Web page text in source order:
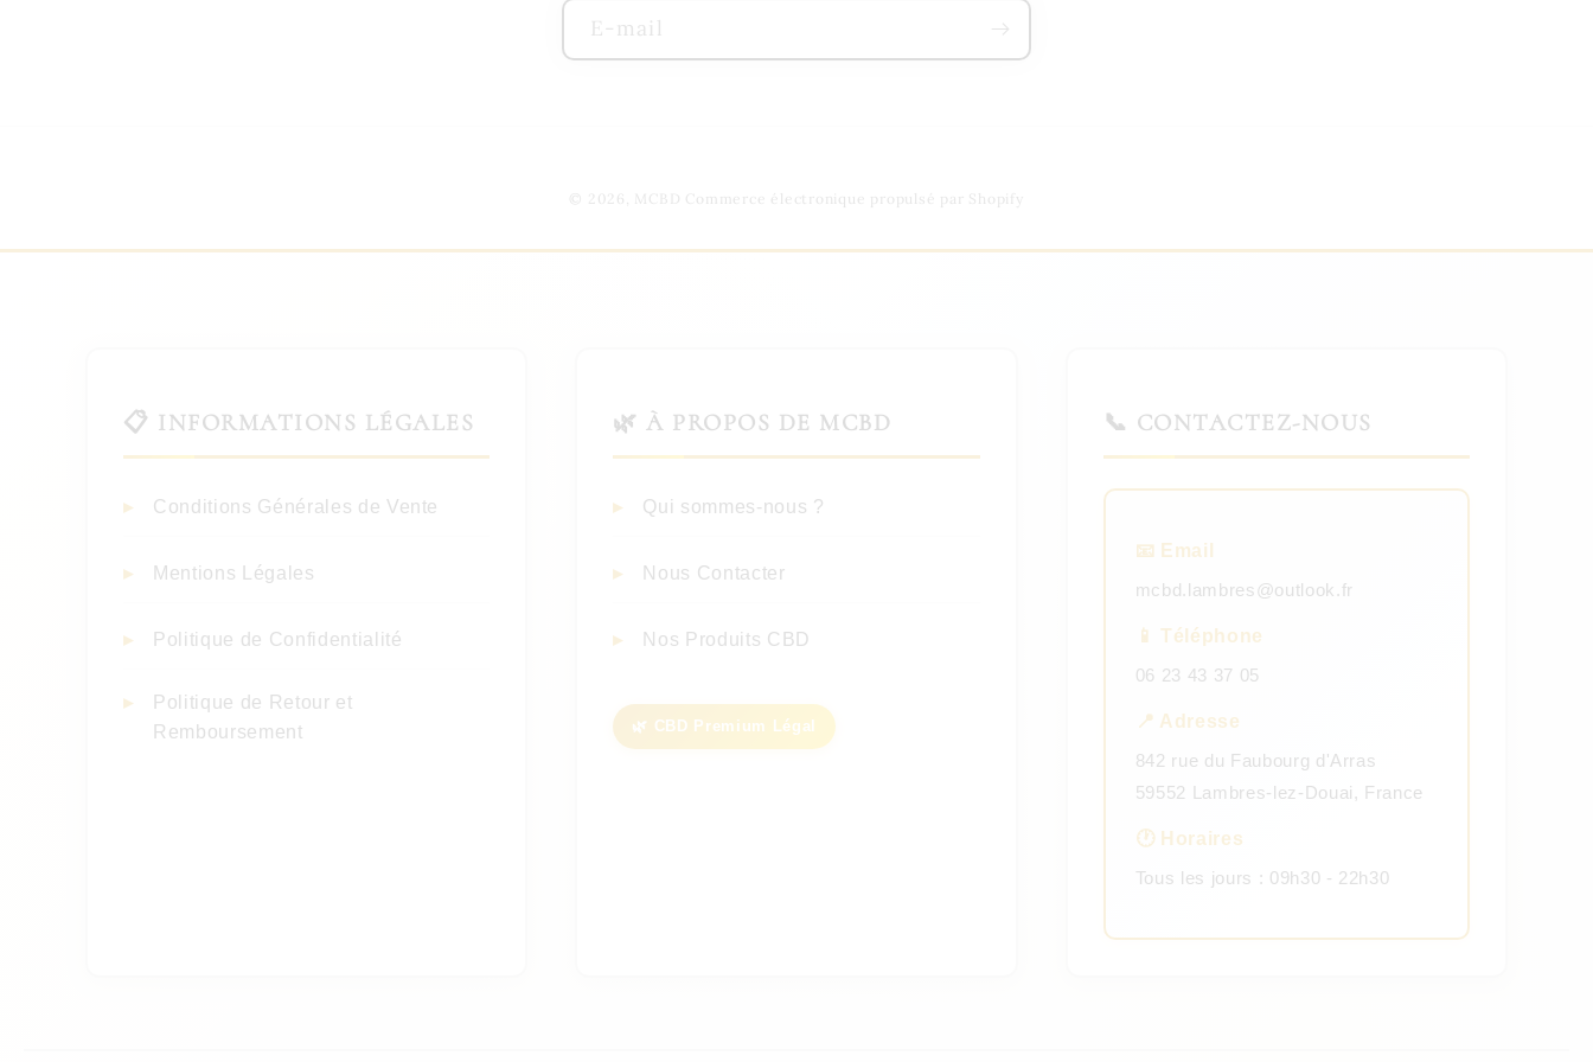
E-mail
© 2026, MCBD Commerce électronique propulsé par Shopify
📋 INFORMATIONS LÉGALES
Conditions Générales de Vente
Mentions Légales
Politique de Confidentialité
Politique de Retour et
Remboursement
🌿 À PROPOS DE MCBD
Qui sommes-nous ?
Nous Contacter
Nos Produits CBD
🌿 CBD Premium Légal
📞 CONTACTEZ-NOUS
📧 Email
mcbd.lambres@outlook.fr
📱 Téléphone
06 23 43 37 05
📍 Adresse
842 rue du Faubourg d'Arras
59552 Lambres-lez-Douai, France
🕐 Horaires
Tous les jours : 09h30 - 22h30